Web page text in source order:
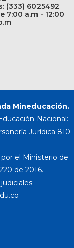
(333) 6025492
7:00 a.m - 12:00
Mineducación.
Nacional:
Jurídica 810
el Ministerio de
de 2016.